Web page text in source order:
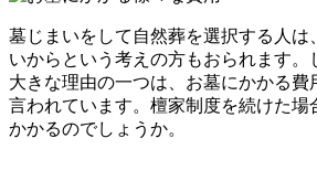
墓じまいをして自然葬を選択する人は
いからという考えの方もおられます。
大きな理由の一つは、お墓にかかる費
言われています。檀家制度を続けた場
かかるのでしょうか。